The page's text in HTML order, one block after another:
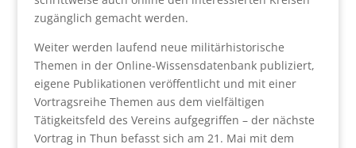
zugänglich gemacht werden.
Weiter werden laufend neue militärhistorische
Themen in der Online-Wissensdatenbank publiziert,
eigene Publikationen veröffentlicht und mit einer
Vortragsreihe Themen aus dem vielfältigen
Tätigkeitsfeld des Vereins aufgegriffen – der nächste
Vortrag in Thun befasst sich am 21. Mai mit dem